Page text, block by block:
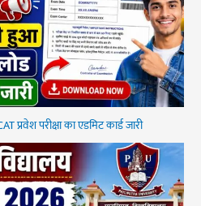
परीक्षा का एडमिट कार्ड जारी